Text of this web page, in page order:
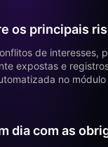
os principais
de interesses,
expostas e
no
dia com as